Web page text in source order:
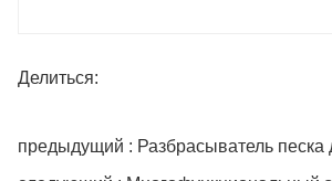
Делиться: